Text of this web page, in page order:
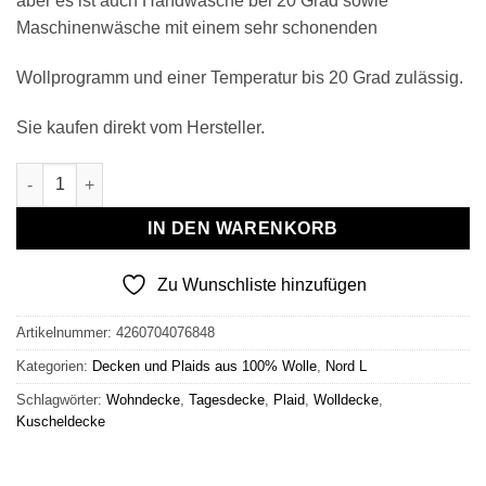
Maschinenwäsche mit einem sehr schonenden
Wollprogramm und einer Temperatur bis 20 Grad zulässig.
Sie kaufen direkt vom Hersteller.
Wollplaid & Wolldecke "Nord L" taupe-weiß Menge
IN DEN WARENKORB
Zu Wunschliste hinzufügen
Artikelnummer: 4260704076848
Kategorien: Decken und Plaids aus 100% Wolle, Nord L
Schlagwörter: Wohndecke, Tagesdecke, Plaid, Wolldecke,
Kuscheldecke